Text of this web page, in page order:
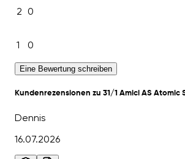
2 0
1 0
Eine Bewertung schreiben
Kundenrezensionen zu 31/1 Amici AS Atomic
Dennis
16.07.2026